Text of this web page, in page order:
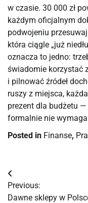
w czasie. 30 000 zł
każdym oficjalnym
podwojeniu
która ciągle „już
oznacza to jedno:
świadomie korzystać
i pilnować źródeł
ruszy z miejsca,
prezent dla budżetu
formalnie nie
Posted in Finanse,
Nawigacja
wpisu
Previous:
Dawne sklepy w